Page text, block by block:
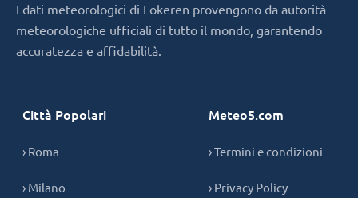
I dati meteorologici di Lokeren provengono da autorità
meteorologiche ufficiali di tutto il mondo, garantendo
accuratezza e affidabilità.
Città Popolari
› Roma
› Milano
Meteo5.com
› Termini e condizioni
› Privacy Policy